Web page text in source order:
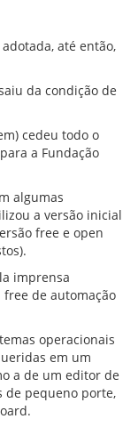
até então,
da condição de
cedeu todo o
a Fundação
algumas
a versão inicial
free e open
imprensa
de automação
operacionais
em um
a de um editor de
de pequeno porte,